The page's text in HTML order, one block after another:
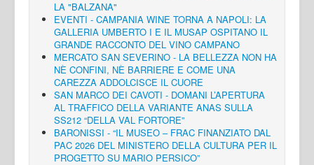
LA "BALZANA"
EVENTI - CAMPANIA WINE TORNA A NAPOLI: LA
GALLERIA UMBERTO I E IL MUSAP OSPITANO IL
GRANDE RACCONTO DEL VINO CAMPANO
MERCATO SAN SEVERINO - LA BELLEZZA NON HA
NÈ CONFINI, NÈ BARRIERE E COME UNA
CAREZZA ADDOLCISCE IL CUORE
SAN MARCO DEI CAVOTI - DOMANI L’APERTURA
AL TRAFFICO DELLA VARIANTE ANAS SULLA
SS212 “DELLA VAL FORTORE”
BARONISSI - “IL MUSEO – FRAC FINANZIATO DAL
PAC 2026 DEL MINISTERO DELLA CULTURA PER IL
PROGETTO SU MARIO PERSICO”